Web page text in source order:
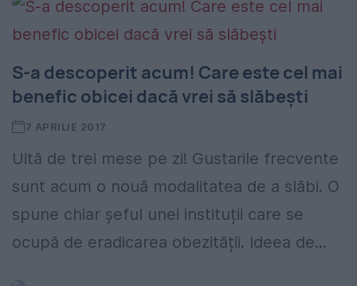
S-a descoperit acum! Care este cel mai
benefic obicei dacă vrei să slăbești
7 APRILIE 2017
Uită de trei mese pe zi! Gustarile frecvente
sunt acum o nouă modalitatea de a slăbi. O
spune chiar șeful unei instituții care se
ocupă de eradicarea obezității. Ideea de...